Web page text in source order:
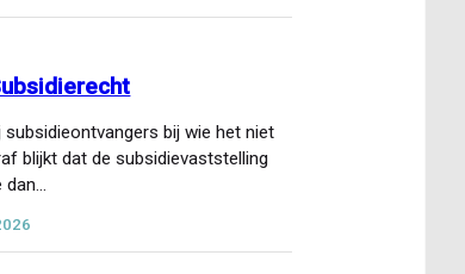
subsidieontvangers bij wie het niet
blijkt dat de subsidievaststelling
dan…